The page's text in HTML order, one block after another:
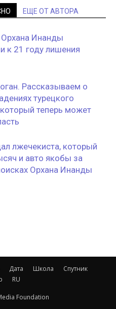
ЕЩЕ ОТ АВТОРА
Орхана Инанды
к 21 году лишения
Рассказываем о
турецкого
теперь может
лжечекиста, который
и авто якобы за
Орхана Инанды
Дата Школа
Спутник
RU
Foundation